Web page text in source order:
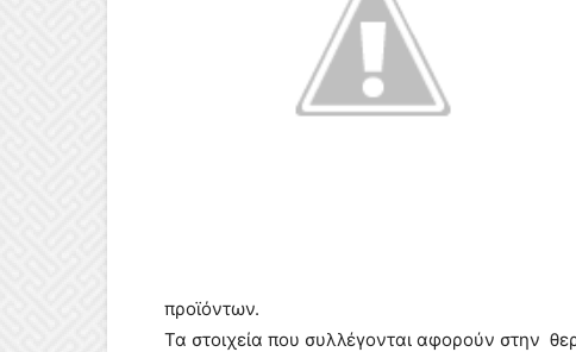
προϊόντων.
Τα στοιχεία που συλλέγονται αφορούν στην